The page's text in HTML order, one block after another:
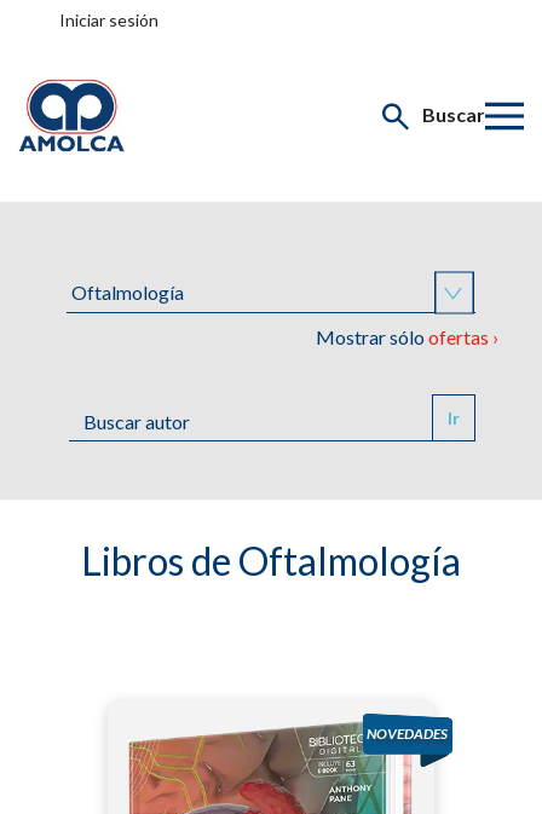
Iniciar sesión
Buscar
Mostrar sóloofertas ›
Ir
Libros de Oftalmología